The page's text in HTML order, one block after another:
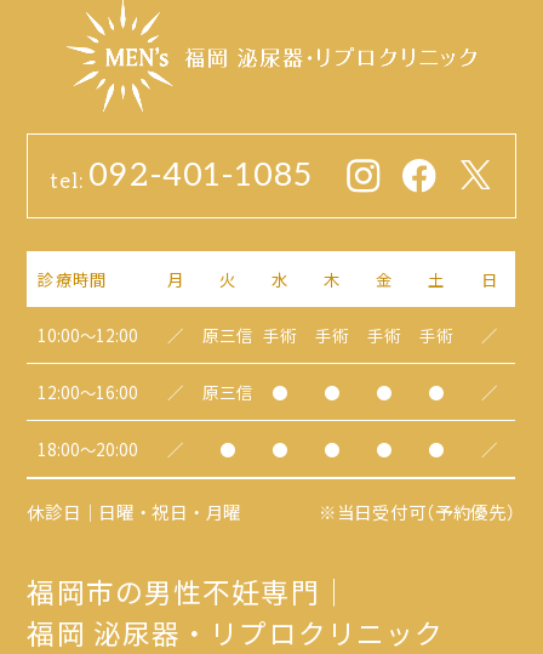
tel: 092-401-1085
診療時間 月 火 水 木 金 土 日
10:00～12:00 ／ 原三信 手術 手術 手術 手術 ／
12:00～16:00 ／ 原三信 ● ● ● ● ／
18:00～20:00 ／ ● ● ● ● ● ／
休診日｜日曜・祝日・月曜 ※当日受付可（予約優先）
福岡市の男性不妊専門｜
福岡 泌尿器・リプロクリニック